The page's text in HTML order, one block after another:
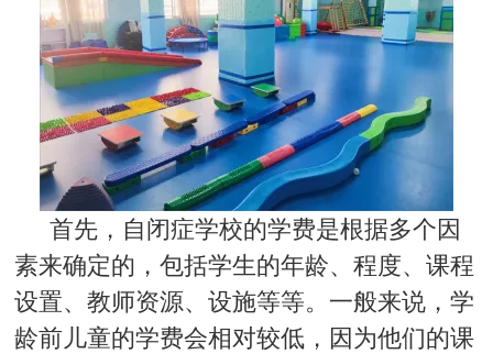
首先，自闭症学校的学费是根据多个因
素来确定的，包括学生的年龄、程度、课程
设置、教师资源、设施等等。一般来说，学
龄前儿童的学费会相对较低，因为他们的课